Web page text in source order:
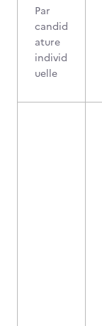
Par
candid
ature
individ
uelle